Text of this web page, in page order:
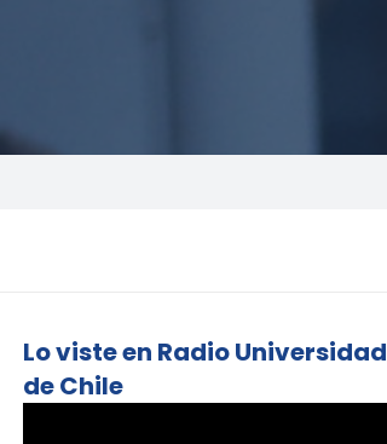
Lo viste en Radio Universidad
de Chile